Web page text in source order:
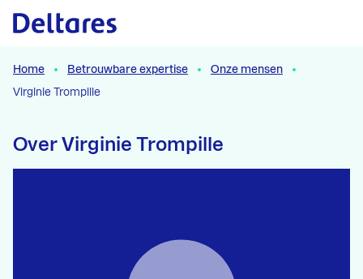
Naar hoofdcontent
Home Betrouwbare expertise
Onze mensen
Virginie Trompille
Over Virginie Trompille